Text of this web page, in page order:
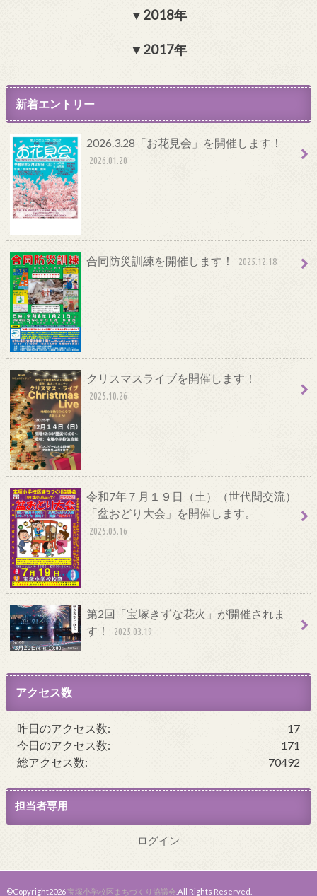
2018年
2017年
新着エントリー
2026.3.28「お花見会」を開催します！
2026.01.20
合同防災訓練を開催します！ 2025.12.18
クリスマスライブを開催します！
2025.10.26
令和7年７月１９日（土）（世代間交流）
「盆おどり大会」を開催します。
2025.05.16
第2回「宝塚きずな花火」が開催されま
す！
2025.03.19
アクセス数
17
昨日のアクセス数:
171
今日のアクセス数:
70492
総アクセス数:
担当者専用
ログイン
©Copyright2026宝塚小学校区まちづくり協議会 .All Rights Reserved.